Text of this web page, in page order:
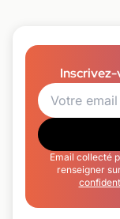
Email collecté
renseigner